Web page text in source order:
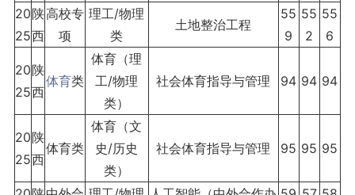
20
25
陕
西
高校专
项
理工/物理
类
土地整治工程
55
9
55
2
55
6
20
25
陕
西
体育类
体育（理
工/物理
类）
社会体育指导与管理 94 94 94
20
25
陕
西
体育类
体育（文
史/历史
类）
社会体育指导与管理 95 95 95